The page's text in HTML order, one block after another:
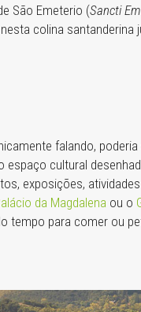
São Emeterio (Sancti
colina santanderina
falando,
cultural
exposições,
da Magdalena ou o
tempo para comer ou